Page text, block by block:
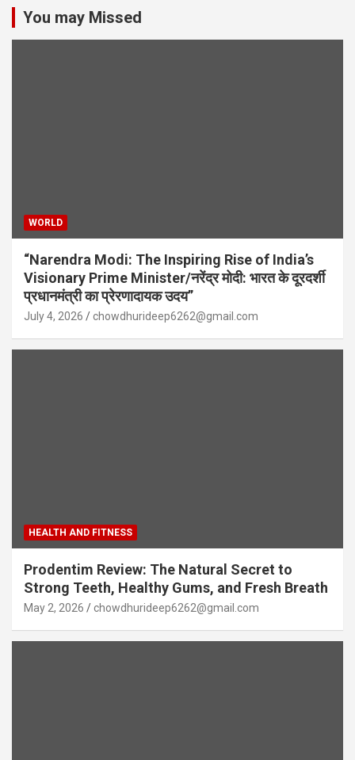
You may Missed
WORLD
“Narendra Modi: The Inspiring Rise of India’s
Visionary Prime Minister/नरेंद्र मोदी: भारत के दूरदर्शी
प्रधानमंत्री का प्रेरणादायक उदय”
July 4, 2026 chowdhurideep6262@gmail.com
HEALTH AND FITNESS
Prodentim Review: The Natural Secret to
Strong Teeth, Healthy Gums, and Fresh Breath
May 2, 2026 chowdhurideep6262@gmail.com